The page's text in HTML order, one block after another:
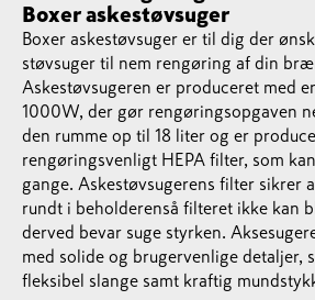
Boxer askestøvsuger
Boxer askestøvsuger er til dig der
støvsuger til nem rengøring af din
Askestøvsugeren er produceret med
1000W, der gør rengøringsopgaven
den rumme op til 18 liter og er
rengøringsvenligt HEPA filter, som
gange. Askestøvsugerens filter sikrer
rundt i beholderenså filteret ikke kan
derved bevar suge styrken.
med solide og brugervenlige detaljer,
fleksibel slange samt kraftig